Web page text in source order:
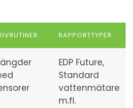
RAPPORTTYPER
EDP Future,
Standard
vattenmätare
m.fl.